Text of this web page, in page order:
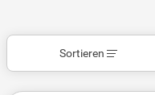
Sortieren